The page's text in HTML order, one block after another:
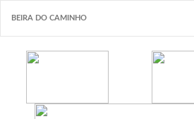
BEIRA DO CAMINHO